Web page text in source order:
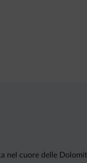
nel cuore delle